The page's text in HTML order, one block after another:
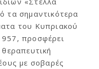
τα σημαντικότερα
του Κυπριακού
προσφέρει
με σοβαρές